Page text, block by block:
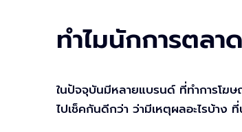
ทำไมนักการตล
ในปัจจุบันมีหลายแบรนด์ ที่ทำการโฆ
ไปเช็คกันดีกว่า ว่ามีเหตุผลอะไรบ้า